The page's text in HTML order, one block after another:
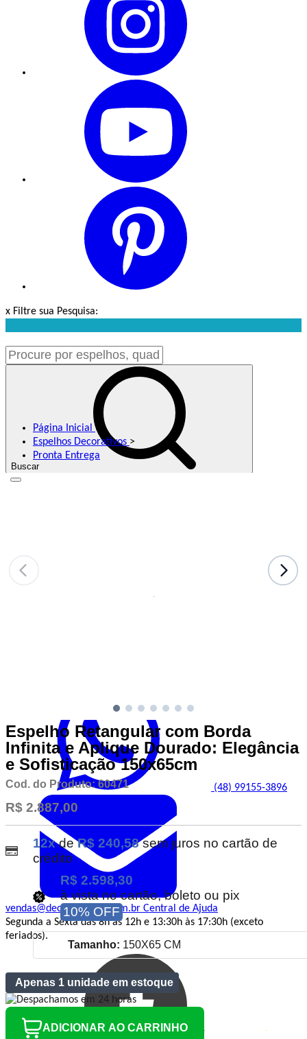
x Filtre sua Pesquisa:
Buscar
Meus Favoritos
(48) 99155-3896
vendas@decorepronto.com.br Central de Ajuda
Segunda a Sexta das 8h às 12h e 13:30h às 17:30h (exceto
feriados).
Página Inicial>
Espelhos Decorativos >
Pronta Entrega
Espelho Retangular com Borda
Infinita e Aplique Dourado: Elegância
e Sofisticação 150x65cm
Cod. do Produto: 60471
R$ 2.887,00
12xdeR$ 240,58 sem juros no cartão de
crédito
R$ 2.598,30
à vista no cartão, boleto ou pix
10% OFF
Tamanho: 150X65 CM
Apenas 1 unidade em estoque
ADICIONAR AO CARRINHO